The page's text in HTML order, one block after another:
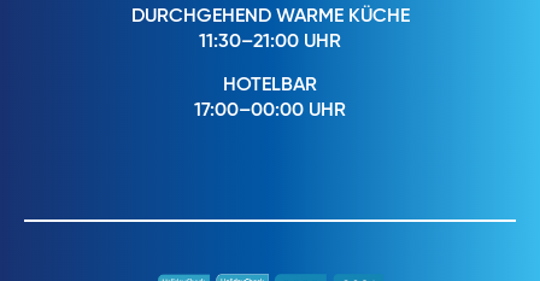
DURCHGEHEND WARME KÜCHE
11:30–21:00 UHR
HOTELBAR
17:00–00:00 UHR